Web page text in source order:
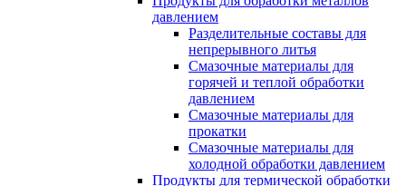
давлением
Разделительные составы для
непрерывного литья
Смазочные материалы для
горячей и теплой обработки
давлением
Смазочные материалы для
прокатки
Смазочные материалы для
холодной обработки давлением
Продукты для термической обработки